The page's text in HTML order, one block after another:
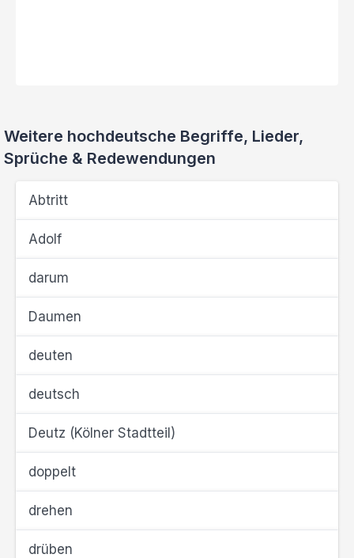
Weitere hochdeutsche Begriffe, Lieder,
Sprüche & Redewendungen
Abtritt
Adolf
darum
Daumen
deuten
deutsch
Deutz (Kölner Stadtteil)
doppelt
drehen
drüben